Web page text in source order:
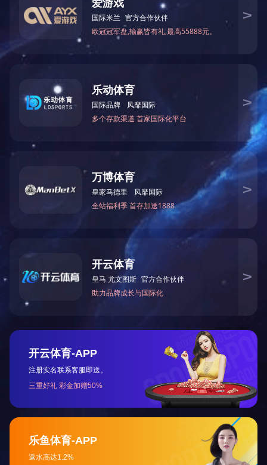
上一篇：
下一篇： 2011年6月公司被中共怀化市委评为“十佳基层
咨询与了解